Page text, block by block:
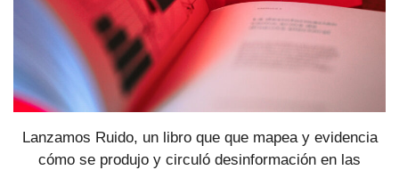
Lanzamos Ruido, un libro que que mapea y evidencia
cómo se produjo y circuló desinformación en las